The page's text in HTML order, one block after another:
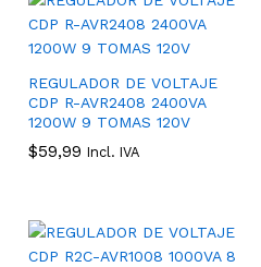
REGULADOR DE VOLTAJE
CDP R-AVR2408 2400VA
1200W 9 TOMAS 120V
$59,99 Incl. IVA